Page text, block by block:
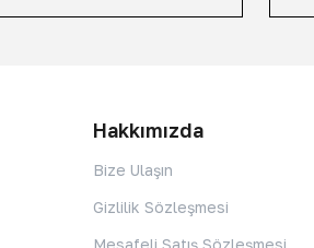
Hakkımızda
Bize Ulaşın
Gizlilik Sözleşmesi
Mesafeli Satış Sözleşmesi